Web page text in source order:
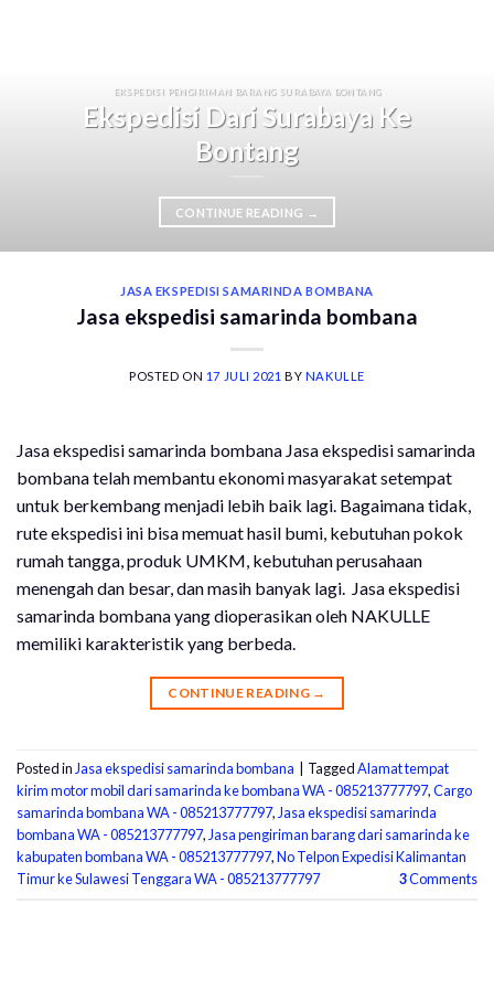
EKSPEDISI PENGIRIMAN BARANG SURABAYA BONTANG
Ekspedisi Dari Surabaya Ke
Bontang
CONTINUE READING →
JASA EKSPEDISI SAMARINDA BOMBANA
Jasa ekspedisi samarinda bombana
POSTED ON 17 JULI 2021 BY NAKULLE
Jasa ekspedisi samarinda bombana Jasa ekspedisi samarinda
bombana telah membantu ekonomi masyarakat setempat
untuk berkembang menjadi lebih baik lagi. Bagaimana tidak,
rute ekspedisi ini bisa memuat hasil bumi, kebutuhan pokok
rumah tangga, produk UMKM, kebutuhan perusahaan
menengah dan besar, dan masih banyak lagi. Jasa ekspedisi
samarinda bombana yang dioperasikan oleh NAKULLE
memiliki karakteristik yang berbeda.
CONTINUE READING →
Posted in Jasa ekspedisi samarinda bombana TaggedAlamat tempat
kirim motor mobil dari samarinda ke bombana WA - 085213777797,Cargo
samarinda bombana WA - 085213777797, Jasa ekspedisi samarinda
bombana WA - 085213777797, Jasa pengiriman barang dari samarinda ke
kabupaten bombana WA - 085213777797,No Telpon Expedisi Kalimantan
Timur ke Sulawesi Tenggara WA - 085213777797
3Comments